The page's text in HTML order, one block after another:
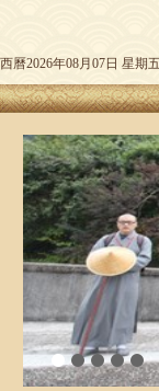
西曆2026年08月07日 星期
1 2 3 4 5